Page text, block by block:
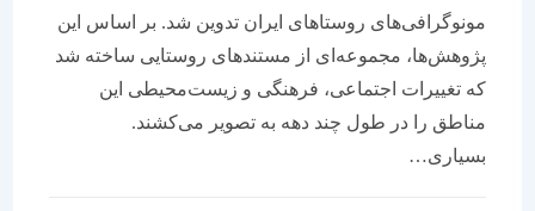
مونوگرافی‌های روستاهای ایران تدوین شد. بر اساس این
پژوهش‌ها، مجموعه‌ای از مستندهای روستایی ساخته شد
که تغییرات اجتماعی، فرهنگی و زیست‌محیطی این
مناطق را در طول چند دهه به تصویر می‌کشند.
بسیاری…